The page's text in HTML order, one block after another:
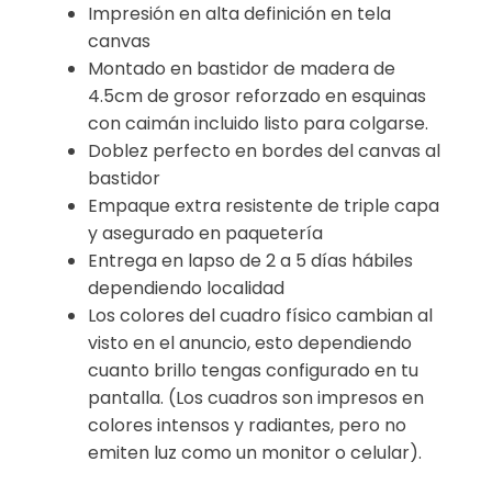
Impresión en alta definición en tela
canvas
Montado en bastidor de madera de
4.5cm de grosor reforzado en esquinas
con caimán incluido listo para colgarse.
Doblez perfecto en bordes del canvas al
bastidor
Empaque extra resistente de triple capa
y asegurado en paquetería
Entrega en lapso de 2 a 5 días hábiles
dependiendo localidad
Los colores del cuadro físico cambian al
visto en el anuncio, esto dependiendo
cuanto brillo tengas configurado en tu
pantalla. (Los cuadros son impresos en
colores intensos y radiantes, pero no
emiten luz como un monitor o celular).